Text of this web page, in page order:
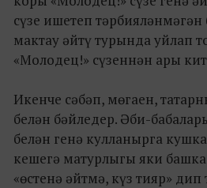
сүзе ишетеп тәрбияләнмәгән
мактау әйтү турында уйлап
«Молодец!» сүзеннән ары
Икенче сәбәп, мөгаен,
белән бәйледер. Әби-
белән генә кулланырга
кешегә матурлыгы яки
«өстенә әйтмә, күз тияр»